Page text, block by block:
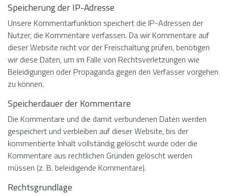
Speicherung der IP-Adresse
Unsere Kommentarfunktion speichert die IP-Adressen der
Nutzer, die Kommentare verfassen. Da wir Kommentare auf
dieser Website nicht vor der Freischaltung prüfen, benötigen
wir diese Daten, um im Falle von Rechtsverletzungen wie
Beleidigungen oder Propaganda gegen den Verfasser vorgehen
zu können.
Speicherdauer der Kommentare
Die Kommentare und die damit verbundenen Daten werden
gespeichert und verbleiben auf dieser Website, bis der
kommentierte Inhalt vollständig gelöscht wurde oder die
Kommentare aus rechtlichen Gründen gelöscht werden
müssen (z. B. beleidigende Kommentare).
Rechtsgrundlage